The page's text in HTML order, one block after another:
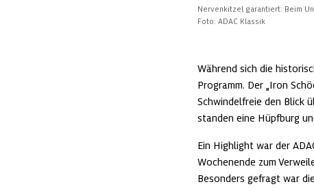
Nervenkitzel garantiert: Beim
Foto: ADAC Klassik
Während sich die
Programm. Der „Iron
Schwindelfreie den Blick
standen eine Hüpfburg
Ein Highlight war der
Wochenende zum
Besonders gefragt war